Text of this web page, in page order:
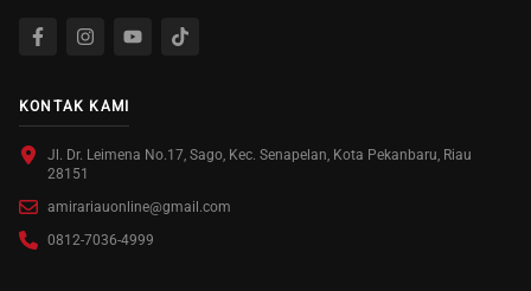
KONTAK KAMI
Jl. Dr. Leimena No.17, Sago, Kec. Senapelan, Kota Pekanbaru, Riau
28151
amirariauonline@gmail.com
0812-7036-4999